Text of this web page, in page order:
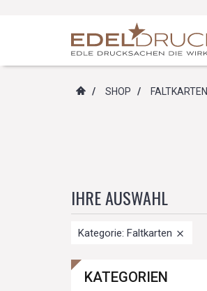
/ SHOP / FALTKARTEN
IHRE AUSWAHL
Kategorie: Faltkarten
KATEGORIEN